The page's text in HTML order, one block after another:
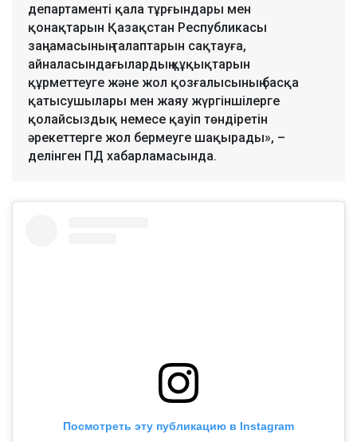
департаменті қала тұрғындары мен
қонақтарын Қазақстан Республикасы
заңнамасының талаптарын сақтауға,
айналасындағылардың құқықтарын
құрметтеуге және жол қозғалысының басқа
қатысушылары мен жаяу жүргіншілерге
қолайсыздық немесе қауіп төндіретін
әрекеттерге жол бермеуге шақырады», –
делінген ПД хабарламасында.
Посмотреть эту публикацию в Instagram